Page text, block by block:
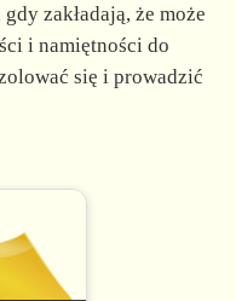
zakładają, że może
i namiętności do
się i prowadzić